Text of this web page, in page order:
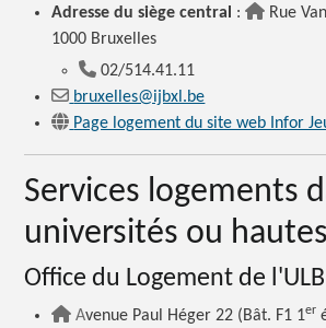
Adresse du siègecentral : Rue
1000 Bruxelles
02/514.41.11
bruxelles@ijbxl.be
Page logement du site web Infor
Services logements
universités ou
Office du Logement de l'ULB
Avenue Paul Héger 22 (Bât. F1 1er